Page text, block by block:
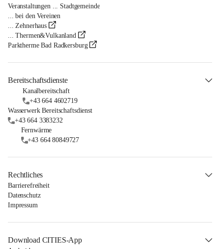
Veranstaltungen ... Stadtgemeinde
... bei den Vereinen
... Zehnerhaus
... Thermen&Vulkanland
Parktherme Bad Radkersburg
Bereitschaftsdienste
Kanalbereitschaft
+43 664 4602719
Wasserwerk Bereitschaftsdienst
+43 664 3383232
Fernwärme
+43 664 80849727
Rechtliches
Barrierefreiheit
Datenschutz
Impressum
Download CITIES-App